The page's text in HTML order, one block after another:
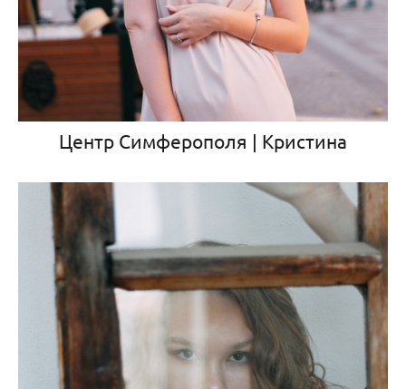
Центр Симферополя | Кристина